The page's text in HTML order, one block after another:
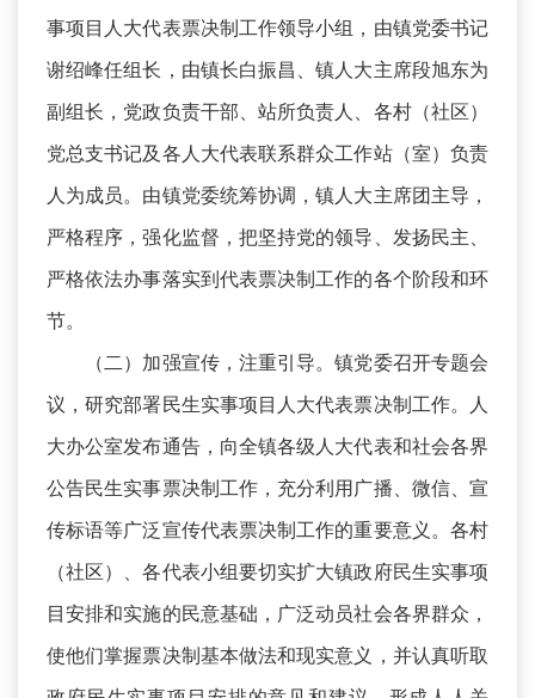
事项目人大代表票决制工作领导小组，由镇党委书记
谢绍峰任组长，由镇长白振昌、镇人大主席段旭东为
副组长，党政负责干部、站所负责人、各村（社区）
党总支书记及各人大代表联系群众工作站（室）负责
人为成员。由镇党委统筹协调，镇人大主席团主导，
严格程序，强化监督，把坚持党的领导、发扬民主、
严格依法办事落实到代表票决制工作的各个阶段和环
节。
（二）加强宣传，注重引导。镇党委召开专题会
议，研究部署民生实事项目人大代表票决制工作。人
大办公室发布通告，向全镇各级人大代表和社会各界
公告民生实事票决制工作，充分利用广播、微信、宣
传标语等广泛宣传代表票决制工作的重要意义。各村
（社区）、各代表小组要切实扩大镇政府民生实事项
目安排和实施的民意基础，广泛动员社会各界群众，
使他们掌握票决制基本做法和现实意义，并认真听取